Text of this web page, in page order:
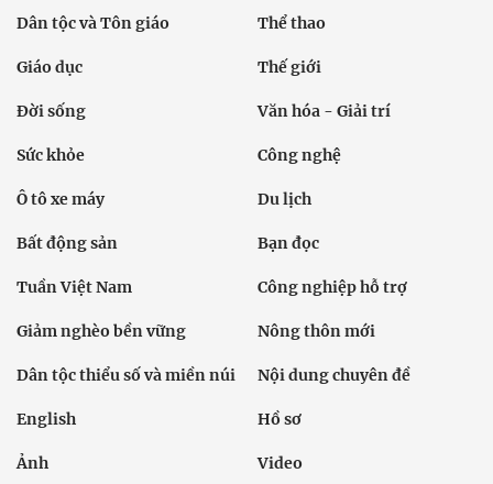
Dân tộc và Tôn giáo Thể thao
Giáo dục Thế giới
Đời sống Văn hóa - Giải trí
Sức khỏe Công nghệ
Ô tô xe máy Du lịch
Bất động sản Bạn đọc
Tuần Việt Nam Công nghiệp hỗ trợ
Giảm nghèo bền vững Nông thôn mới
Dân tộc thiểu số và miền núi Nội dung chuyên đề
English Hồ sơ
Ảnh Video